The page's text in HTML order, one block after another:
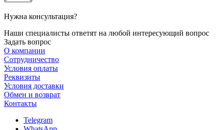
Нужна консультация?
Наши специалисты ответят на любой интересующий вопрос
Задать вопрос
О компании
Сотрудничество
Условия оплаты
Реквизиты
Условия доставки
Обмен и возврат
Контакты
Telegram